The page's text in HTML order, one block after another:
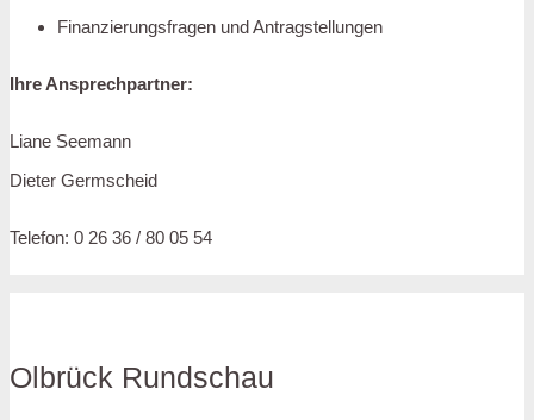
Finanzierungsfragen und Antragstellungen
Ihre Ansprechpartner:
Liane Seemann
Dieter Germscheid
Telefon: 0 26 36 / 80 05 54
Olbrück Rundschau